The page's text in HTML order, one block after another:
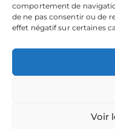
comportement de
de ne pas consentir ou de
effet négatif sur certaines
Voir